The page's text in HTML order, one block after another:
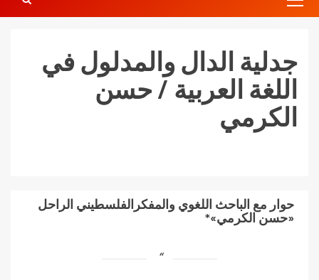
جدلية الدال والمدلول في
اللغة العربية / حسن
الكرمي
حوار مع الباحث اللغوي والمفكرالفلسطيني الراحل
«حسن الكرمي»*